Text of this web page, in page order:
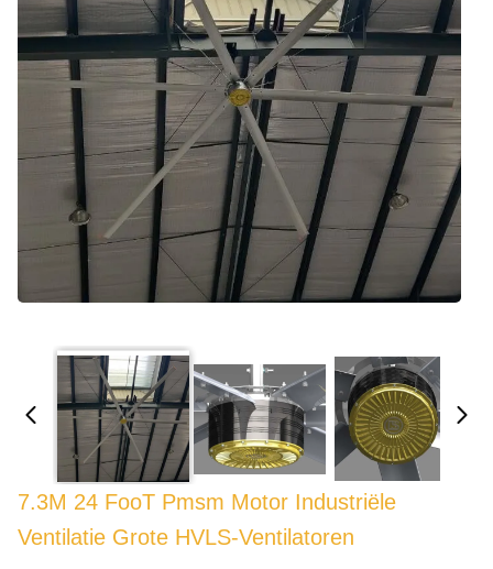
7.3M 24 FooT Pmsm Motor Industriële
Ventilatie Grote HVLS-Ventilatoren